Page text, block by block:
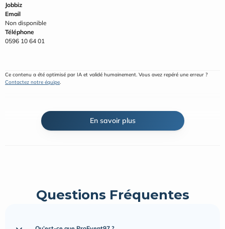
En savoir plus
Jobbiz
Email
Non disponible
Téléphone
0596 10 64 01
Contactez notre équipe.
Questions Fréquentes